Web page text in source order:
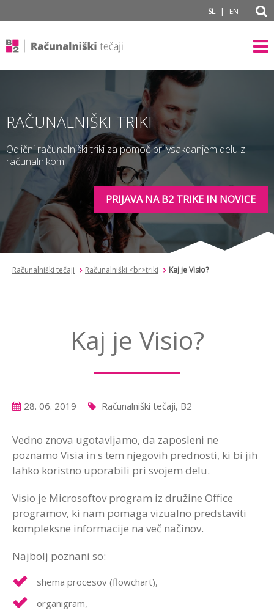
SL | EN
RAČUNALNIŠKI TRIKI
Odlični računalniški triki za pomoč pri vsakdanjem delu z
računalnikom
PRIJAVA NA B2 TRIKE IN NOVICE
Računalniški tečaji Računalniški <br>triki Kaj je Visio?
Kaj je Visio?
28. 06. 2019 Računalniški tečaji, B2
Vedno znova ugotavljamo, da zaposleni ne
poznamo Visia in s tem njegovih prednosti, ki bi jih
lahko koristno uporabili pri svojem delu.
Visio je Microsoftov program iz družine Office
programov, ki nam pomaga vizualno predstaviti
kompleksne informacije na več načinov.
Najbolj poznani so:
shema procesov (flowchart),
organigram,